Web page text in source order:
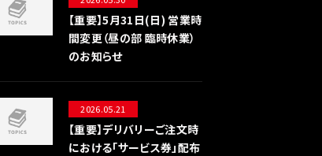
【重要】5月31日(日) 営業時
間変更（昼の部 臨時休業）
のお知らせ
2026.05.21
【重要】デリバリーご注文時
における「サービス券」配布